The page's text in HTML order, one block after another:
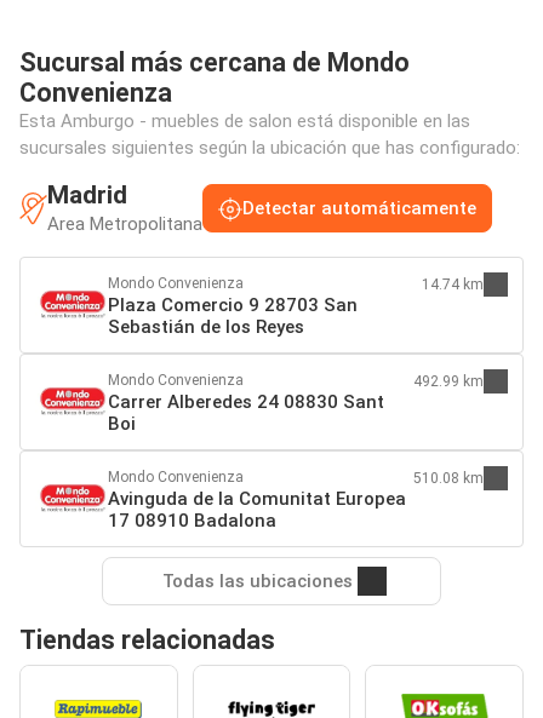
Sucursal más cercana de Mondo
Convenienza
Esta Amburgo - muebles de salon está disponible en las
sucursales siguientes según la ubicación que has configurado:
Madrid
Area Metropolitana
Detectar automáticamente
Mondo Convenienza
Plaza Comercio 9 28703 San
Sebastián de los Reyes
14.74 km
Mondo Convenienza
Carrer Alberedes 24 08830 Sant
Boi
492.99 km
Mondo Convenienza
Avinguda de la Comunitat Europea
17 08910 Badalona
510.08 km
Todas las ubicaciones
Tiendas relacionadas